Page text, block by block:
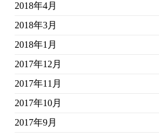
2018年4月
2018年3月
2018年1月
2017年12月
2017年11月
2017年10月
2017年9月